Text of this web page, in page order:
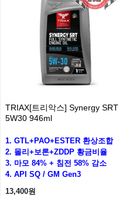
TRIAX[트리악스] Synergy SRT
5W30 946ml
1. GTL+PAO+ESTER 환상조합
2. 몰리+보론+ZDDP 황금비율
3. 마모 84% + 침전 58% 감소
4. API SQ / GM Gen3
13,400원